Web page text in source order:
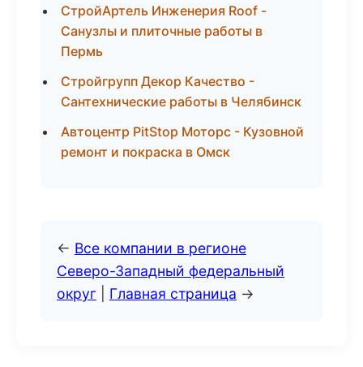
СтройАртель Инженерия Roof -
Санузлы и плиточные работы в
Пермь
Стройгрупп Декор Качество -
Сантехнические работы в Челябинск
Автоцентр PitStop Моторс - Кузовной
ремонт и покраска в Омск
← Все компании в регионе
Северо-Западный федеральный
округ
Главная страница →